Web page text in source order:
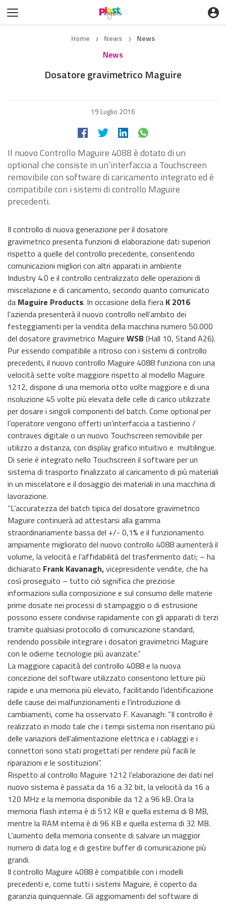
Home ❯ News ❯ News
News
Dosatore gravimetrico Maguire
19 Luglio 2016
Il nuovo Controllo Maguire 4088 è dotato di un
optional che consiste in un’interfaccia a Touchscreen
removibile con software di caricamento integrato ed è
compatibile con i sistemi di controllo Maguire
precedenti.
Il controllo di nuova generazione per il dosatore
gravimetrico presenta funzioni di elaborazione dati superiori
rispetto a quelle del controllo precedente, consentendo
comunicazioni migliori con altri apparati in ambiente
Industry 4.0 e il controllo centralizzato delle operazioni di
miscelazione e di caricamento, secondo quanto comunicato
da Maguire Products. In occasione della fiera K 2016
l’azienda presenterà il nuovo controllo nell’ambito dei
festeggiamenti per la vendita della macchina numero 50.000
del dosatore gravimetrico Maguire WSB (Hall 10, Stand A26).
Pur essendo compatibile a ritroso con i sistemi di controllo
precedenti, il nuovo controllo Maguire 4088 funziona con una
velocità sette volte maggiore rispetto al modello Maguire
1212, dispone di una memoria otto volte maggiore e di una
risoluzione 45 volte più elevata delle celle di carico utilizzate
per dosare i singoli componenti del batch. Come optional per
l’operatore vengono offerti un’interfaccia a tastierino /
contraves digitale o un nuovo Touchscreen removibile per
utilizzo a distanza, con display grafico intuitivo e multilingue.
Di serie è integrato nello Touchscreen il software per un
sistema di trasporto finalizzato al caricamento di più materiali
in un miscelatore e il dosaggio dei materiali in una macchina di
lavorazione.
“L’accuratezza del batch tipica del dosatore gravimetrico
Maguire continuerà ad attestarsi alla gamma
straordinariamente bassa del +/- 0,1% e il funzionamento
ampiamente migliorato del nuovo controllo 4088 aumenterà il
volume, la velocità e l’affidabilità del trasferimento dati; – ha
dichiarato Frank Kavanagh,vicepresidente vendite, che ha
così proseguito – tutto ciò significa che preziose
informazioni sulla composizione e sul consumo delle materie
prime dosate nei processi di stampaggio o di estrusione
possono essere condivise rapidamente con gli apparati di terzi
tramite qualsiasi protocollo di comunicazione standard,
rendendo possibile integrare i dosatori gravimetrici Maguire
con le odierne tecnologie più avanzate.”
La maggiore capacità del controllo 4088 e la nuova
concezione del software utilizzato consentono letture più
rapide e una memoria più elevato, facilitando l’identificazione
delle cause dei malfunzionamenti e l’introduzione di
cambiamenti, come ha osservato F. Kavanagh: “Il controllo è
realizzato in modo tale che i tempi sistema non risentano più
delle variazioni dell’alimentazione elettrica e i cablaggi e i
connettori sono stati progettati per rendere più facili le
riparazioni e le sostituzioni”.
Rispetto al controllo Maguire 1212 l’elaborazione dei dati nel
nuovo sistema è passata da 16 a 32 bit, la velocità da 16 a
120 MHz e la memoria disponibile da 12 a 96 kB. Ora la
memoria flash interna è di 512 KB e quella esterna di 8 MB,
mentre la RAM interna è di 96 KB e quella esterna di 32 MB.
L’aumento della memoria consente di salvare un maggior
numero di data log e di gestire buffer di comunicazione più
grandi.
Il controllo Maguire 4088 è compatibile con i modelli
precedenti e, come tutti i sistemi Maguire, è coperto da
garanzia quinquennale. Gli aggiornamenti del software di